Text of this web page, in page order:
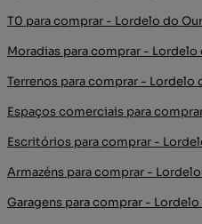
T0 para comprar - Lordelo do
Moradias para comprar - Lordelo
Terrenos para comprar - Lordelo
Espaços comerciais para
Escritórios para comprar -
Armazéns para comprar -
Garagens para comprar -